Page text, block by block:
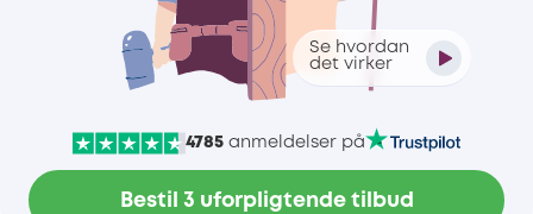
4785 anmeldelser på
Bestil 3 uforpligtende tilbud
Se hvordan
det virker